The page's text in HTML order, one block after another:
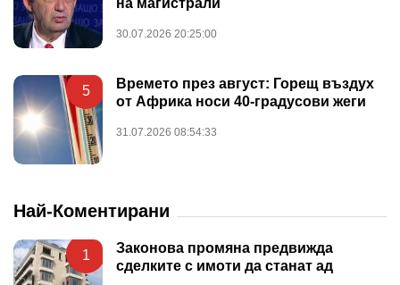
30.07.2026 20:25:00
5
Времето през август: Горещ въздух
от Африка носи 40-градусови жеги
31.07.2026 08:54:33
Най-Коментирани
1
Законова промяна предвижда
сделките с имоти да станат ад